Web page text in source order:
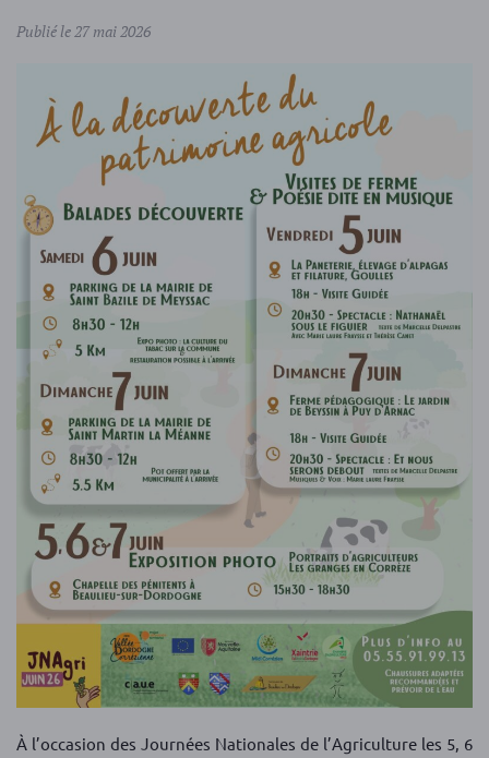
Publié le 27 mai 2026
À l’occasion des Journées Nationales de l’Agriculture les 5, 6